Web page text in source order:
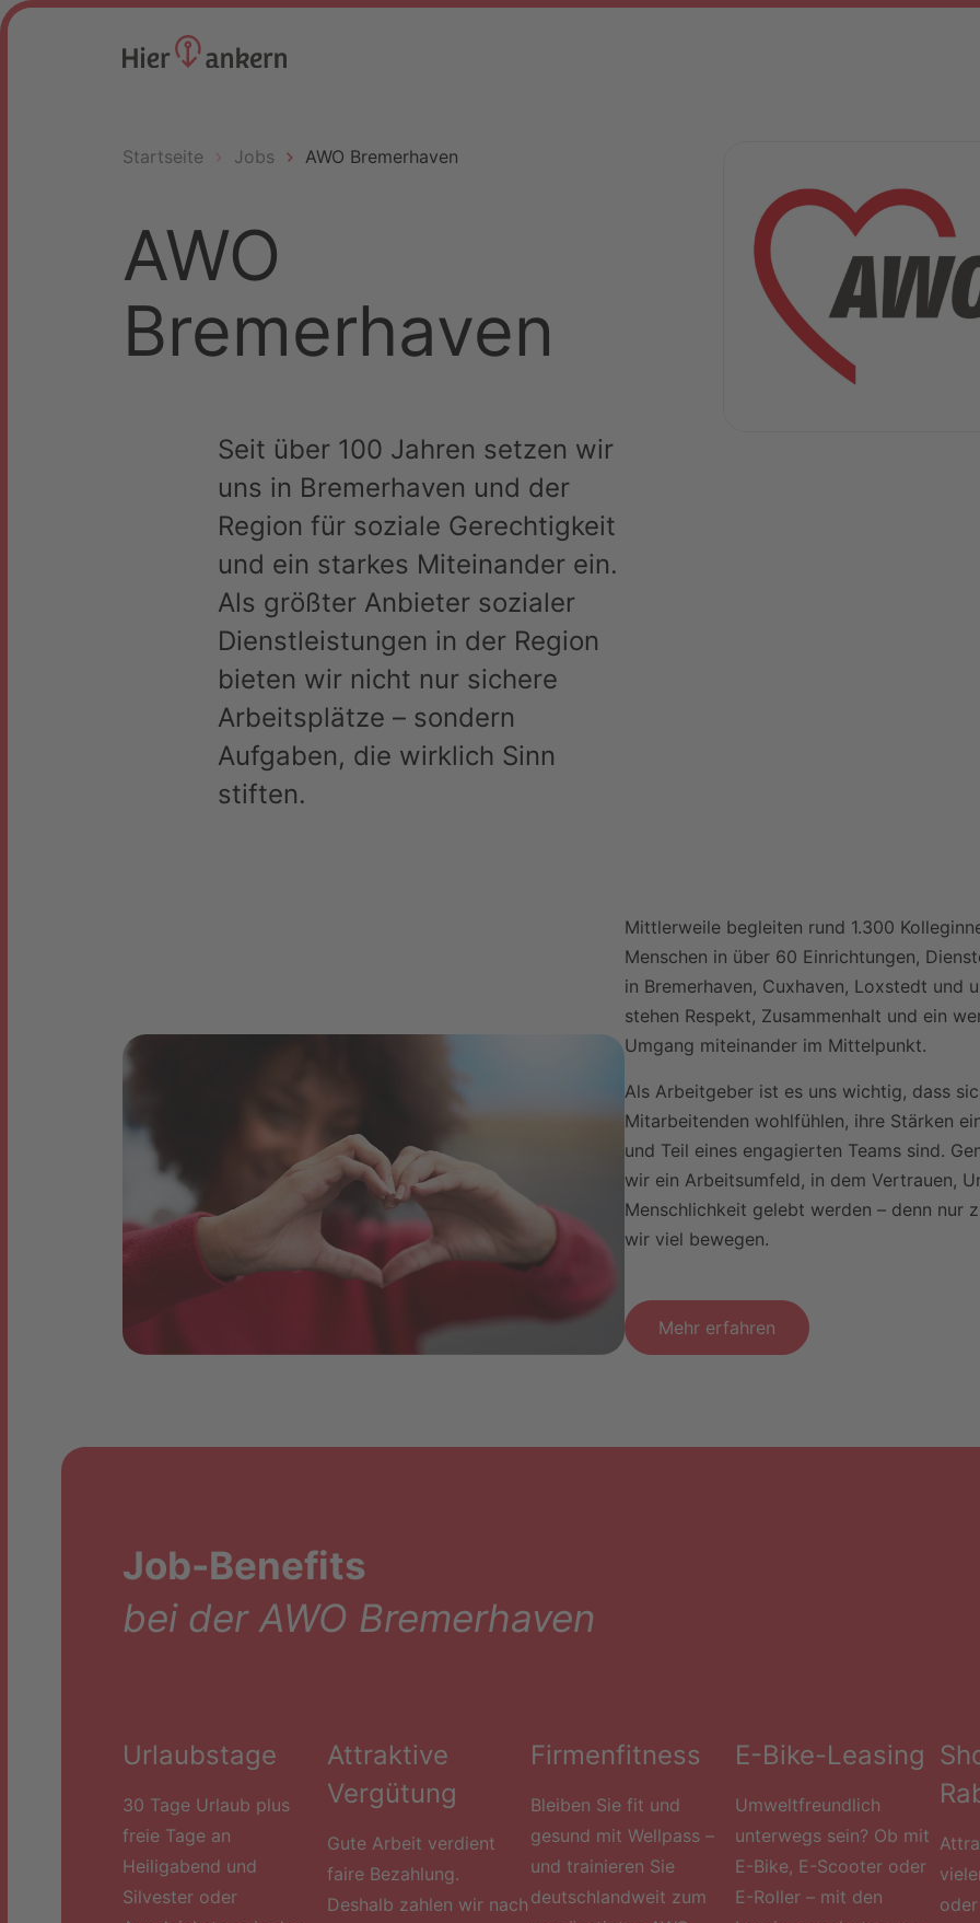
Startseite Jobs AWO Bremerhaven
AWO
Bremerhaven
Seit über 100 Jahren setzen wir
uns in Bremerhaven und der
Region für soziale Gerechtigkeit
und ein starkes Miteinander ein.
Als größter Anbieter sozialer
Dienstleistungen in der Region
bieten wir nicht nur sichere
Arbeitsplätze – sondern
Aufgaben, die wirklich Sinn
stiften.
Mittlerweile begleiten rund 1.300
Menschen in über 60 Einrichtungen,
in Bremerhaven, Cuxhaven, Loxstedt und
stehen Respekt, Zusammenhalt und ein
Umgang miteinander im Mittelpunkt.
Als Arbeitgeber ist es uns wichtig, dass
Mitarbeitenden wohlfühlen, ihre Stärken
und Teil eines engagierten Teams sind.
wir ein Arbeitsumfeld, in dem Vertrauen,
Menschlichkeit gelebt werden – denn nur
wir viel bewegen.
Mehr erfahren
Job-Benefits
bei der AWO Bremerhaven
Urlaubstage
30 Tage Urlaub plus
freie Tage an
Heiligabend und
Silvester oder
Attraktive
Vergütung
Gute Arbeit verdient
faire Bezahlung.
Deshalb zahlen wir nach
Firmenfitness
Bleiben Sie fit und
gesund mit Wellpass –
und trainieren Sie
deutschlandweit zum
E-Bike-Leasing
Umweltfreundlich
unterwegs sein? Ob mit
E-Bike, E-Scooter oder
E-Roller – mit den